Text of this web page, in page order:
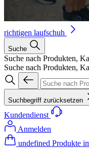
richtigen laufschuh
Suche
Suche nach Produkten,
Suche nach Produkten,
Suchbegriff zurücksetzen
Kundendienst
Anmelden
undefined Produkte